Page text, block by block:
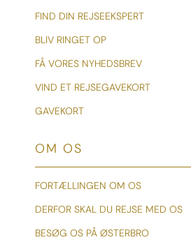
FIND DIN REJSEEKSPERT
BLIV RINGET OP
FÅ VORES NYHEDSBREV
VIND ET REJSEGAVEKORT
GAVEKORT
OM OS
FORTÆLLINGEN OM OS
DERFOR SKAL DU REJSE MED OS
BESØG OS PÅ ØSTERBRO